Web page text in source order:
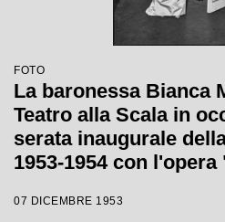
FOTO
La baronessa Bianca
Teatro alla Scala in
serata inaugurale
1953-1954 con
Giulini, con la regia di
07 DICEMBRE 1953